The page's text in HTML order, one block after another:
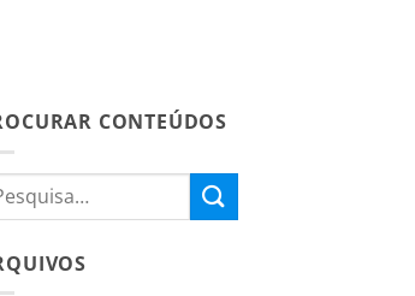
CONTEÚDOS